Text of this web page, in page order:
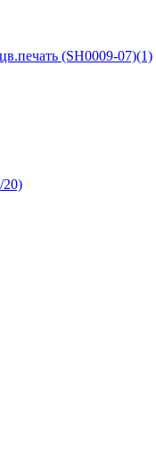
(SH0009-07)(1)
20)